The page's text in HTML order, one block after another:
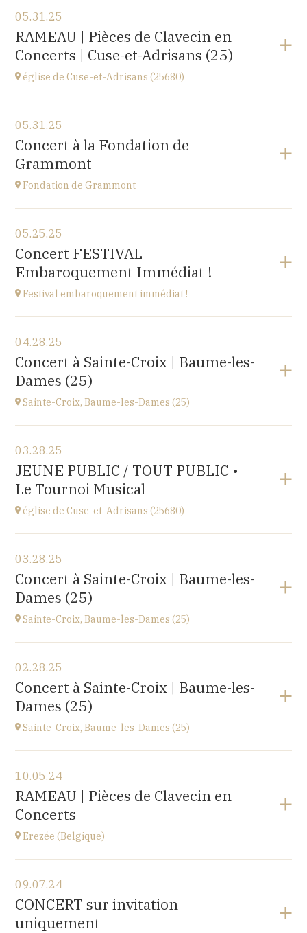
05.31.25
RAMEAU | Pièces de Clavecin en
Concerts | Cuse-et-Adrisans (25)
église de Cuse-et-Adrisans (25680)
Cuse-et-Adrisans
(25680)
at20H
05.31.25
Concert à la Fondation de
Grammont
Fondation de Grammont
Fondation de Grammont
205 rue de l'Hôpital, 70110 VILLERSEXEL
at14H
05.25.25
Concert FESTIVAL
Embaroquement Immédiat !
Festival embaroquement immédiat !
Le Nord (59)
at14H30
Go to site
04.28.25
Concert à Sainte-Croix | Baume-les-
Dames (25)
Sainte-Croix, Baume-les-Dames (25)
EHPAD du Centre hospitalier Sainte-Croix,
1 avenue du Président Kennedy, 25110 BAUME-LES-
DAMES
03.28.25
JEUNE PUBLIC / TOUT PUBLIC •
Le Tournoi Musical
église de Cuse-et-Adrisans (25680)
Cuse-et-Adrisans
(25680)
at18H30
03.28.25
Concert à Sainte-Croix | Baume-les-
Dames (25)
Sainte-Croix, Baume-les-Dames (25)
EHPAD du Centre hospitalier Sainte-Croix,
1 avenue du Président Kennedy, 25110 BAUME-LES-
DAMES
02.28.25
Concert à Sainte-Croix | Baume-les-
Dames (25)
Sainte-Croix, Baume-les-Dames (25)
EHPAD du Centre hospitalier Sainte-Croix,
1 avenue du Président Kennedy, 25110 BAUME-LES-
DAMES
10.05.24
RAMEAU | Pièces de Clavecin en
Concerts
Erezée (Belgique)
Chapelle de Fisenne
Rue de l'Église, 6997 Erezée, BELGIQUE
at11H
09.07.24
CONCERT sur invitation
uniquement